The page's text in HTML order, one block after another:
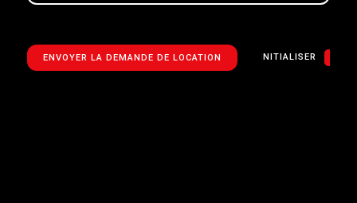
ENVOYER LA DEMANDE DE LOCATION RÉINITIALISER